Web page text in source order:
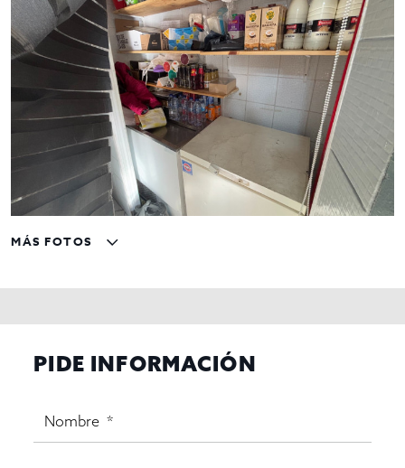
MÁS FOTOS
PIDE INFORMACIÓN